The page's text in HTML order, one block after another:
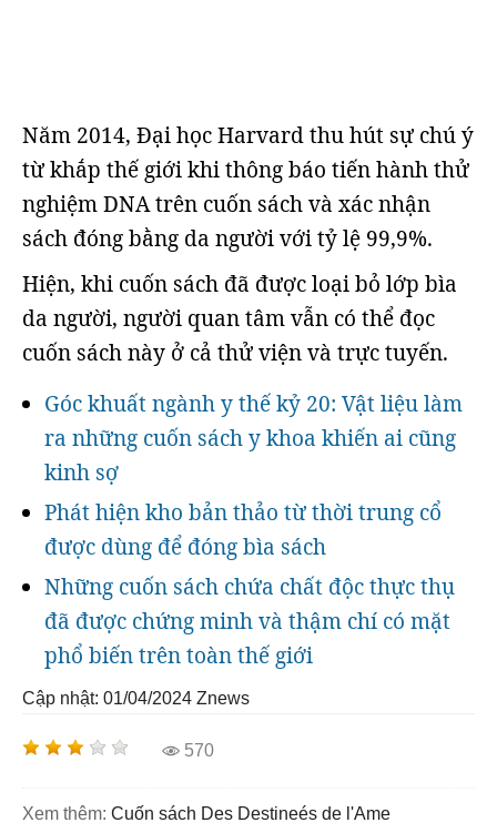
Năm 2014, Đại học Harvard thu hút sự chú ý
từ khắp thế giới khi thông báo tiến hành thử
nghiệm DNA trên cuốn sách và xác nhận
sách đóng bằng da người với tỷ lệ 99,9%.
Hiện, khi cuốn sách đã được loại bỏ lớp bìa
da người, người quan tâm vẫn có thể đọc
cuốn sách này ở cả thử viện và trực tuyến.
Góc khuất ngành y thế kỷ 20: Vật liệu làm
ra những cuốn sách y khoa khiến ai cũng
kinh sợ
Phát hiện kho bản thảo từ thời trung cổ
được dùng để đóng bìa sách
Những cuốn sách chứa chất độc thực thụ
đã được chứng minh và thậm chí có mặt
phổ biến trên toàn thế giới
Cập nhật: 01/04/2024 Znews
570
Xem thêm: cuốn sách Des Destineés de l'Ame